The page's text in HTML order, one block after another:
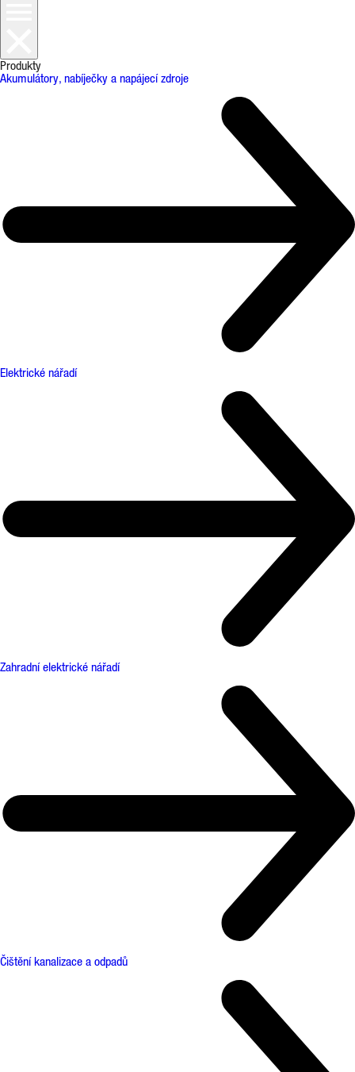
Produkty
Akumulátory, nabíječky a napájecí zdroje
Elektrické nářadí
Zahradní elektrické nářadí
Čištění kanalizace a odpadů